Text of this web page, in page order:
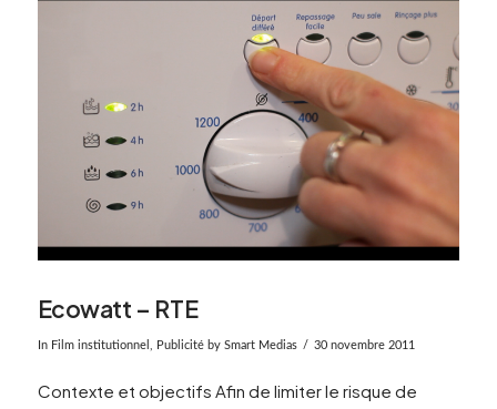
Ecowatt – RTE
In Film institutionnel Publicitéby Smart Medias 30 novembre 2011
Contexte et objectifs Afin de limiter le risque de